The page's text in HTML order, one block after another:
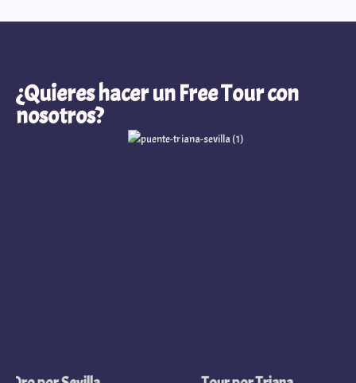
¿Quieres hacer un Free Tour con
nosotros?